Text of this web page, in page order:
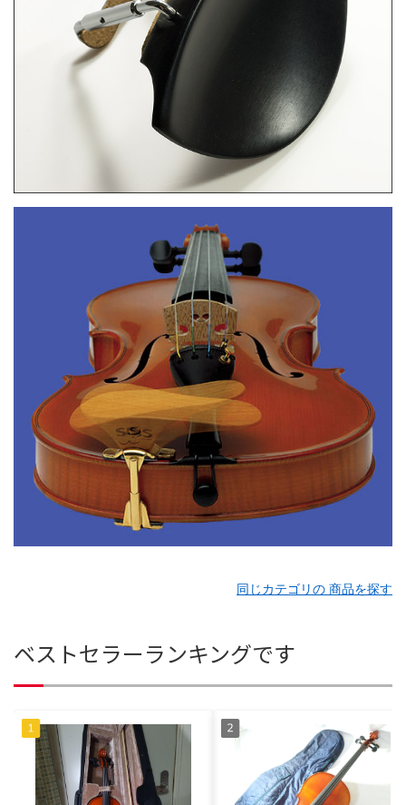
同じカテゴリの 商品を探す
ベストセラーランキングです